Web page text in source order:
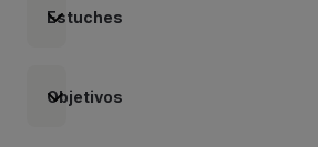
Estuches
Objetivos